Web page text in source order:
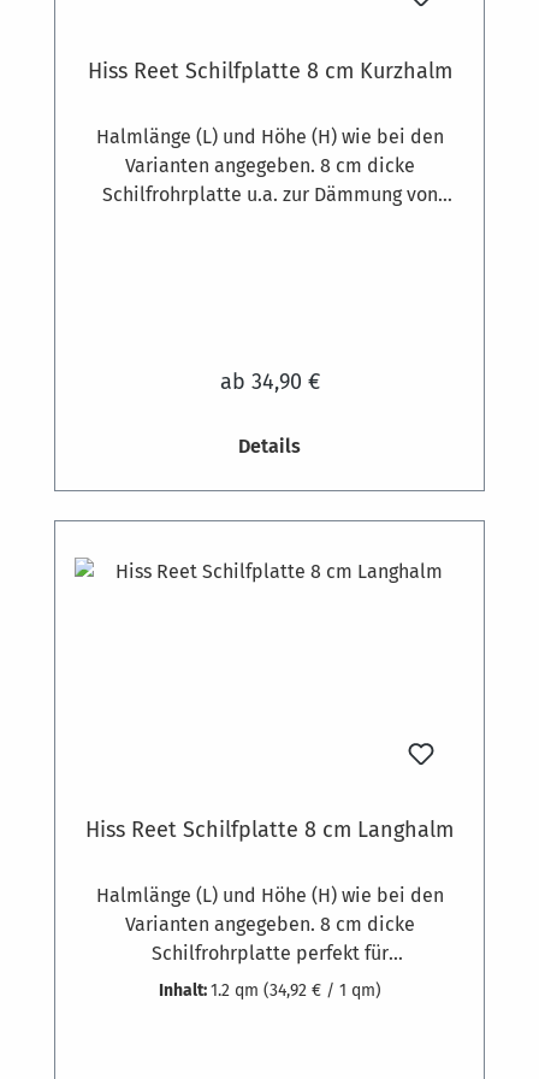
Hiss Reet Schilfplatte 8 cm Kurzhalm
Halmlänge (L) und Höhe (H) wie bei den
Varianten angegeben. 8 cm dicke
Schilfrohrplatte u.a. zur Dämmung von
dickem Edelstahldraht. Schilfrohr-
Dämmplatten werden am Mauerwerk oder
Dämmstoffdübeln befestigt. Bedarf ca. 7
ab 34,90 €
Details
Hiss Reet Schilfplatte 8 cm Langhalm
Halmlänge (L) und Höhe (H) wie bei den
Varianten angegeben. 8 cm dicke
Schilfrohrplatte perfekt für
hohlraumüberbrückende Schalungen (z.B.
Inhalt:1.2 qm (34,92 € / 1 qm)